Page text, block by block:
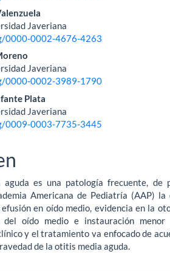
Javeriana
0000-0002-4676-4263
Javeriana
0000-0002-3989-1790
Plata
Javeriana
0009-0003-7735-3445
es una patología frecuente, de
Americana de Pediatría (AAP) la
en oído medio, evidencia en la
del oído medio e instauración
y el tratamiento va enfocado de
de la otitis media aguda.